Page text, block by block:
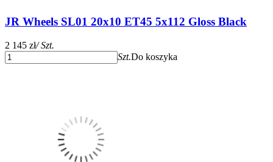
JR Wheels SL01 20x10 ET45 5x112 Gloss Black
2 145 zł/ Szt.
Szt.Do koszyka